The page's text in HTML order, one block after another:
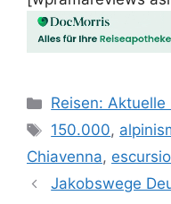
Kategorien
Reisen: Aktuelle
Schlagwörter
150.000,
Chiavenna,
Jakobswege